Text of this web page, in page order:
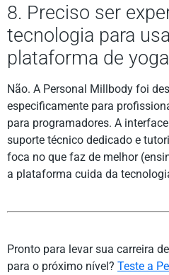
8. Preciso ser
tecnologia para
plataforma de
Não. A Personal Millbody foi
especificamente para
para programadores. A
suporte técnico dedicado e
foca no que faz de melhor
a plataforma cuida da
Pronto para levar sua carreira
para o próximo nível? Teste a